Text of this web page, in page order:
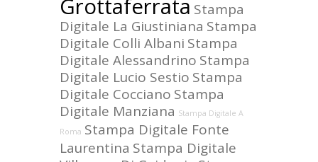
Grottaferrata Stampa
Digitale La Giustiniana Stampa
Digitale Colli Albani Stampa
Digitale Alessandrino Stampa
Digitale Lucio Sestio Stampa
Digitale Cocciano Stampa
Digitale Manziana Stampa Digitale A
Roma Stampa Digitale Fonte
Laurentina Stampa Digitale